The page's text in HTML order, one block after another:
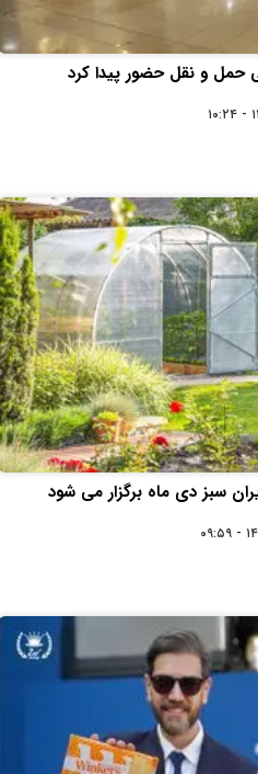
حمل و نقل حضور پیدا کرد
سبز دی‌ ماه برگزار می‌ شود